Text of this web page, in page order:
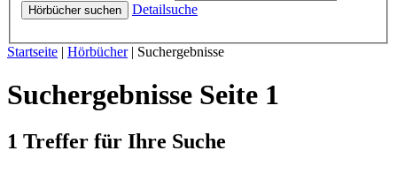
Hörbücher suchen Detailsuche
Sie sind hier:
Startseite | Hörbücher| Suchergebnisse
Suchergebnisse Seite 1
1 Treffer für Ihre Suche